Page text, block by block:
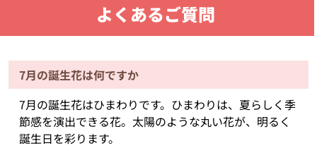
よくあるご質問
7月の誕生花は何ですか
7月の誕生花はひまわりです。ひまわりは、夏らしく季
節感を演出できる花。太陽のような丸い花が、明るく
誕生日を彩ります。